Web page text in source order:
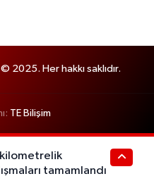
2025. Her hakkı saklıdır.
TE Bilişim
tamamlandı